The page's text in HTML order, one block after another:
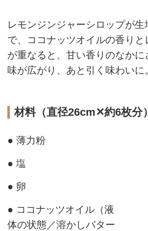
レモンジンジャーシロップが生
で、ココナッツオイルの香りと
が重なると、甘い香りのなかに
味が広がり、あと引く味わいに
材料（直径26cm✕約6枚分）
● 薄力粉
● 塩
● 卵
● ココナッツオイル（液
体の状態／溶かしバター